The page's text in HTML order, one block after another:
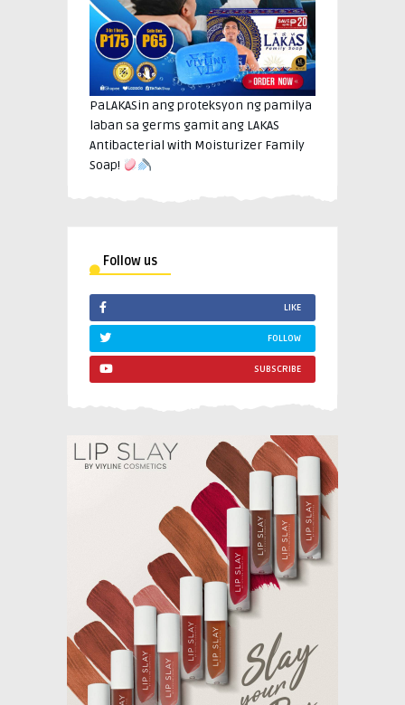
PaLAKASin ang proteksyon ng pamilya
laban sa germs gamit ang LAKAS
Antibacterial with Moisturizer Family
Soap!
Follow us
LIKE
FOLLOW
SUBSCRIBE